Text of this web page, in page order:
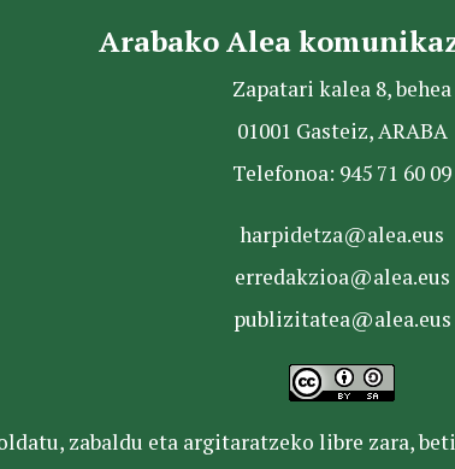
Arabako Alea
Zapatari kalea 8, behea
01001 Gasteiz, ARABA
Telefonoa: 945 71 60 09
harpidetza@alea.eus
erredakzioa@alea.eus
publizitatea@alea.eus
zabaldu eta argitaratzeko libre zara,